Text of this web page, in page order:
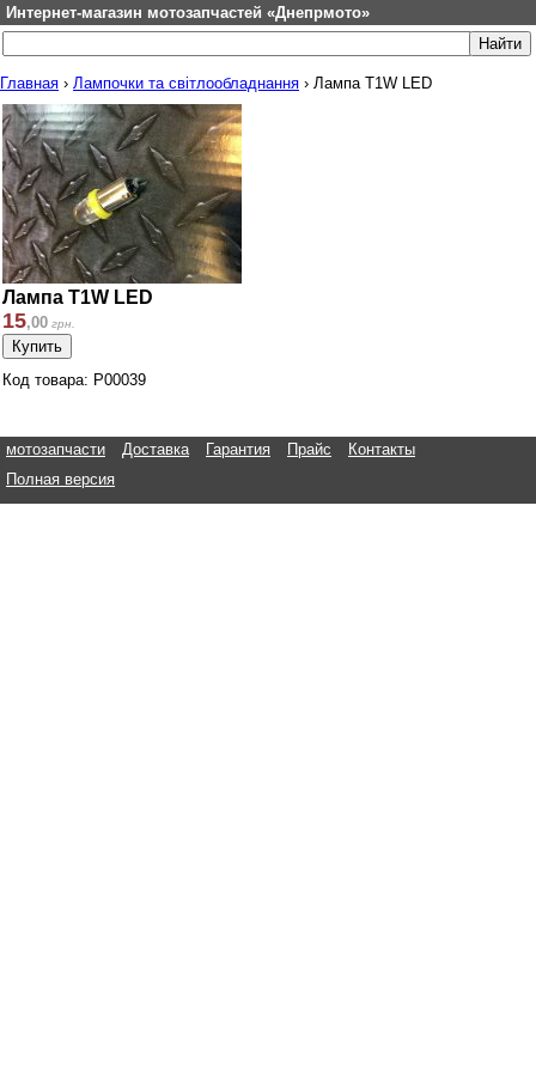
Интернет-магазин мотозапчастей «Днепрмото»
Главная › Лампочки та світлообладнання › Лампа T1W LED
Лампа T1W LED
15,00 грн.
Код товара: P00039
мотозапчасти Доставка Гарантия Прайс
Контакты
Полная версия